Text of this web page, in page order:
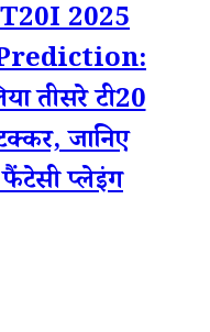
2025
तीसरे टी20
जानिए
प्लेइंग